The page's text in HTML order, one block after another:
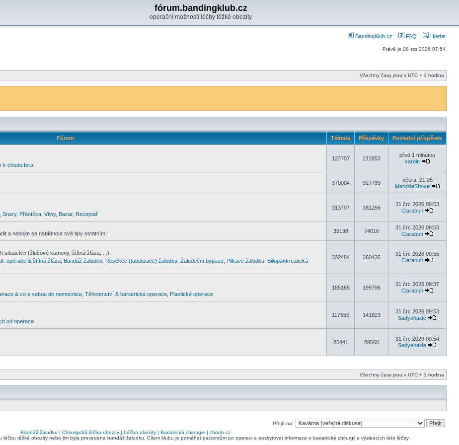
fórum.bandingklub.cz
operační možnosti léčby těžké obezity
BandingKlub.cz FAQ Hledat
Právě je 08 srp 2026 07:54
Všechny časy jsou v UTC + 1 hodina
Fórum Témata Příspěvky Poslední příspěvek
k chodu fora
123707 212853
před 1 minutou
xaroin
370004 927739
včera, 21:05
MaroldeShove
Srazy, Přáníčka Vtipy, Bazar, Receptář
313707 381256
31 črc 2026 09:53
Clarabuh
a nebojte se nabídnout své tipy ostatním! 35198 74016
31 črc 2026 09:53
Clarabuh
situacích (žlučové kameny, štítná žláza, ...).
operace & štítná žláza Bandáž žaludku Resekce (tubulizace) žaludku Žaludeční bypass Plikace žaludku Biliopankreatická
332484 360435
31 črc 2026 09:55
Clarabuh
& co s sebou do nemocnice Těhotenství & bariatrická operace Plastické operace
185165 199796
31 črc 2026 09:37
Clarabuh
od operace
117550 141823
31 črc 2026 09:53
Sadyehaide
85441 89566
31 črc 2026 09:54
Sadyehaide
Všechny časy jsou v UTC + 1 hodina
Přejít na:
Bandáž žaludku | Chirurgická léčba obezity| Léčba obezity| Bariatrická chirurgie | choob.cz
těžké obezity nebo jim byla provedena bandáž žaludku. Cílem klubu je pomáhat pacientům po operaci a poskytovat informace o bariatrické chirurgii a výsledcích této léčby.